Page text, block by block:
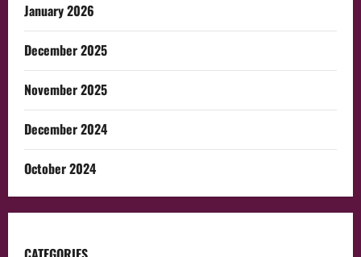
January 2026
December 2025
November 2025
December 2024
October 2024